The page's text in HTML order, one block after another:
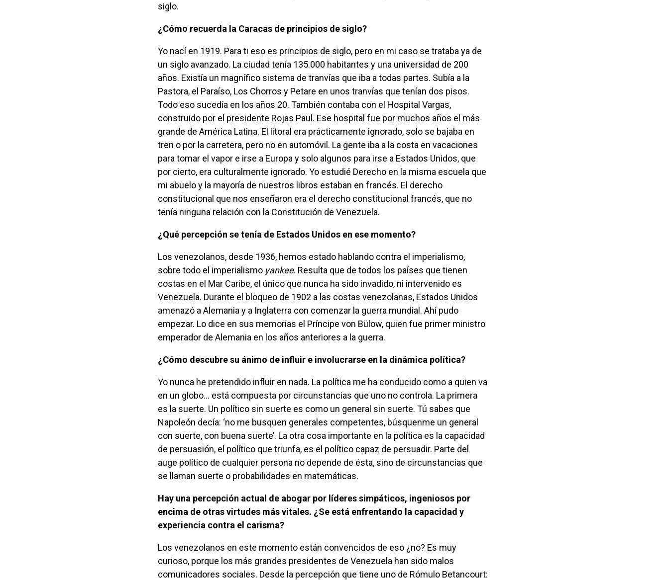
siglo.
¿Cómo recuerda la Caracas de principios de siglo?
Yo nací en 1919. Para ti eso es principios de siglo, pero en mi caso se trataba ya de
un siglo avanzado. La ciudad tenía 135.000 habitantes y una universidad de 200
años. Existía un magnífico sistema de tranvías que iba a todas partes. Subía a la
Pastora, el Paraíso, Los Chorros y Petare en unos tranvías que tenían dos pisos.
Todo eso sucedía en los años 20. También contaba con el Hospital Vargas,
construido por el presidente Rojas Paul. Ese hospital fue por muchos años el más
grande de América Latina. El litoral era prácticamente ignorado, solo se bajaba en
tren o por la carretera, pero no en automóvil. La gente iba a la costa en vacaciones
para tomar el vapor e irse a Europa y solo algunos para irse a Estados Unidos, que
por cierto, era culturalmente ignorado. Yo estudié Derecho en la misma escuela que
mi abuelo y la mayoría de nuestros libros estaban en francés. El derecho
constitucional que nos enseñaron era el derecho constitucional francés, que no
tenía ninguna relación con la Constitución de Venezuela.
¿Qué percepción se tenía de Estados Unidos en ese momento?
Los venezolanos, desde 1936, hemos estado hablando contra el imperialismo,
sobre todo el imperialismo yankee. Resulta que de todos los países que tienen
costas en el Mar Caribe, el único que nunca ha sido invadido, ni intervenido es
Venezuela. Durante el bloqueo de 1902 a las costas venezolanas, Estados Unidos
amenazó a Alemania y a Inglaterra con comenzar la guerra mundial. Ahí pudo
empezar. Lo dice en sus memorias el Príncipe von Bülow, quien fue primer ministro
emperador de Alemania en los años anteriores a la guerra.
¿Cómo descubre su ánimo de influir e involucrarse en la dinámica política?
Yo nunca he pretendido influir en nada. La política me ha conducido como a quien va
en un globo… está compuesta por circunstancias que uno no controla. La primera
es la suerte. Un político sin suerte es como un general sin suerte. Tú sabes que
Napoleón decía: ‘no me busquen generales competentes, búsquenme un general
con suerte, con buena suerte’. La otra cosa importante en la política es la capacidad
de persuasión, el político que triunfa, es el político capaz de persuadir. Parte del
auge político de cualquier persona no depende de ésta, sino de circunstancias que
se llaman suerte o probabilidades en matemáticas.
Hay una percepción actual de abogar por líderes simpáticos, ingeniosos por
encima de otras virtudes más vitales. ¿Se está enfrentando la capacidad y
experiencia contra el carisma?
Los venezolanos en este momento están convencidos de eso ¿no? Es muy
curioso, porque los más grandes presidentes de Venezuela han sido malos
comunicadores sociales. Desde la percepción que tiene uno de Rómulo Betancourt: